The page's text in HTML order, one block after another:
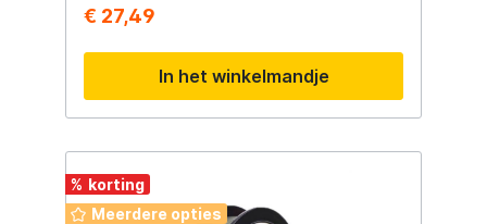
€ 27,49
In het winkelmandje
%
Meerdere opties